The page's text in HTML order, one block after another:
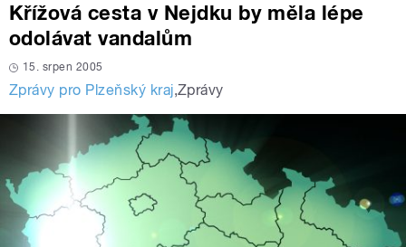
Křížová cesta v Nejdku by měla lépe
odolávat vandalům
15. srpen 2005
Zprávy pro Plzeňský kraj,Zprávy